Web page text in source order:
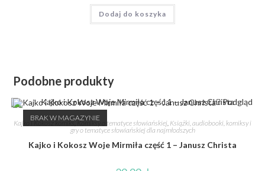
Dodaj do koszyka
Podobne produkty
BRAK W MAGAZYNIE
Podgląd
Kajko i Kokosz komiks, Komiksy o tematyce słowiańskiej Książki, audiobooki, komiksy i
gry o tematyce słowiańskiej dla najmłodszych
Kajko i Kokosz Woje Mirmiła część 1 – Janusz Christa